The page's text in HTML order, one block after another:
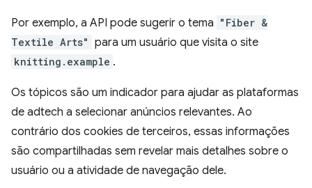
Por exemplo, a API pode sugerir o tema "Fiber &
Textile Arts" para um usuário que visita o site
knitting.example .
Os tópicos são um indicador para ajudar as plataformas
de adtech a selecionar anúncios relevantes. Ao
contrário dos cookies de terceiros, essas informações
são compartilhadas sem revelar mais detalhes sobre o
usuário ou a atividade de navegação dele.